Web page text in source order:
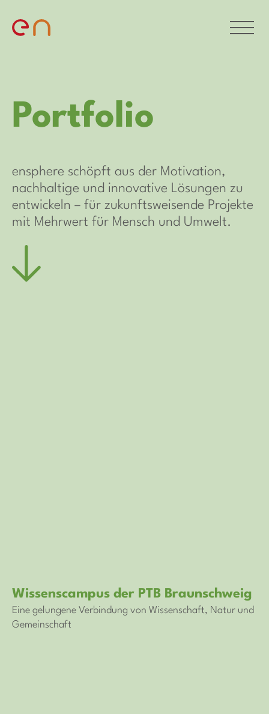
Portfolio
ensphere schöpft aus der Motivation,
nachhaltige und innovative Lösungen zu
entwickeln – für zukunftsweisende Projekte
mit Mehrwert für Mensch und Umwelt.
Wissenscampus der PTB Braunschweig
Eine gelungene Verbindung von Wissenschaft, Natur und
Gemeinschaft